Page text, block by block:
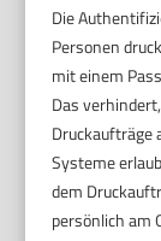
Die
Personen
mit einem
Das
Druckaufträge
Systeme
dem
persönlich am